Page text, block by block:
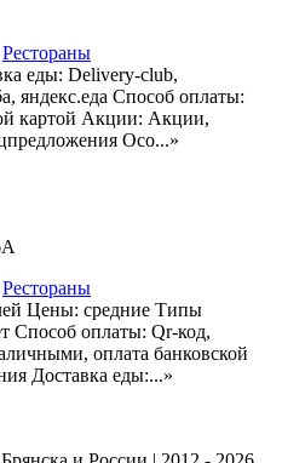
Рестораны
еды: Delivery-club,
яндекс.еда Способ оплаты:
картой Акции: Акции,
Осо...»
Рестораны
Цены: средние Типы
Способ оплаты: Qr-код,
оплата банковской
Доставка еды:...»